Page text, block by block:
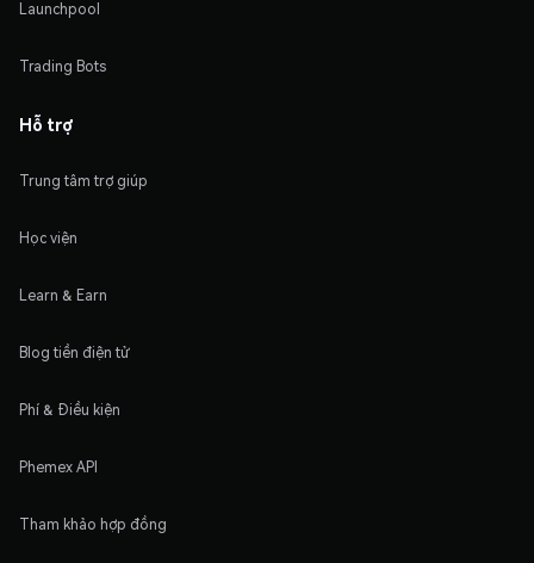
Launchpool
Trading Bots
Hỗ trợ
Trung tâm trợ giúp
Học viện
Learn & Earn
Blog tiền điện tử
Phí & Điều kiện
Phemex API
Tham khảo hợp đồng